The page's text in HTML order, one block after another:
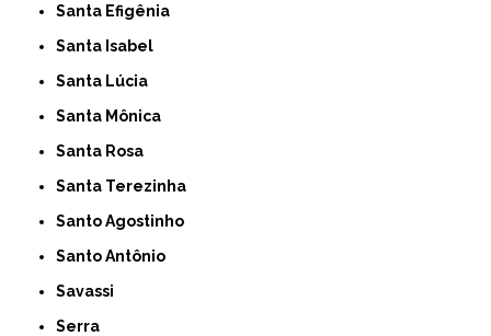
Santa Efigênia
Santa Isabel
Santa Lúcia
Santa Mônica
Santa Rosa
Santa Terezinha
Santo Agostinho
Santo Antônio
Savassi
Serra